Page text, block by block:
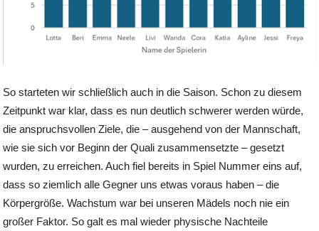
So starteten wir schließlich auch in die Saison. Schon zu diesem
Zeitpunkt war klar, dass es nun deutlich schwerer werden würde,
die anspruchsvollen Ziele, die – ausgehend von der Mannschaft,
wie sie sich vor Beginn der Quali zusammensetzte – gesetzt
wurden, zu erreichen. Auch fiel bereits in Spiel Nummer eins auf,
dass so ziemlich alle Gegner uns etwas voraus haben – die
Körpergröße. Wachstum war bei unseren Mädels noch nie ein
großer Faktor. So galt es mal wieder physische Nachteile